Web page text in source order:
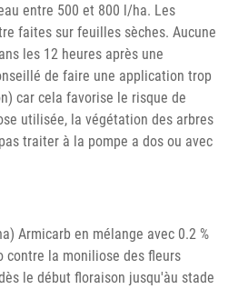
entre 500 et 800 l/ha. Les
faites sur feuilles sèches. Aucune
les 12 heures après une
de faire une application trop
car cela favorise le risque de
utilisée, la végétation des arbres
traiter à la pompe a dos ou avec
Armicarb en mélange avec 0.2 %
contre la moniliose des fleurs
le début floraison jusqu'àu stade